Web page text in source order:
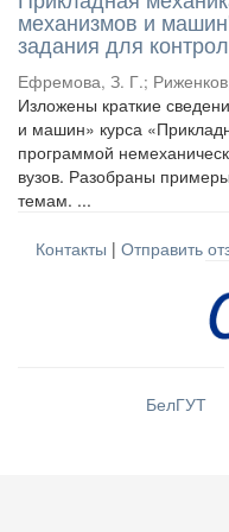
механизмов и
задания для
Ефремова, З. Г.;
Изложены краткие
и машин» курса
программой
вузов. Разобраны
темам. ...
Контакты | Отправить
БелГУТ